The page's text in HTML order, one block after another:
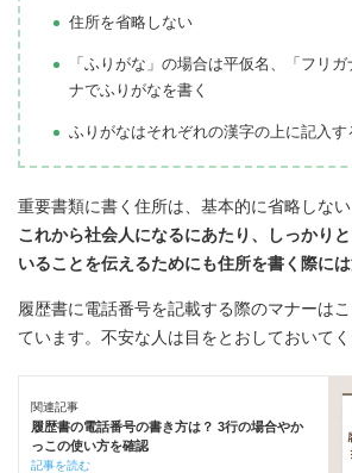
住所を省略しない
「ふりがな」の場合は平仮名、「フリ
ナでふりがなを書く
ふりがなはそれぞれの漢字の上に記入す
重要書類に書く住所は、基本的に省略しない
これから社会人になるにあたり、しっかり
いることを伝えるためにも住所を書く際に
履歴書に電話番号を記載する際のマナーは
ています。不安な人は目をとおしておいてく
関連記事
履歴書の電話番号の書き方は？ 3行の場合やか
っこの使い方を確認
記事を読む